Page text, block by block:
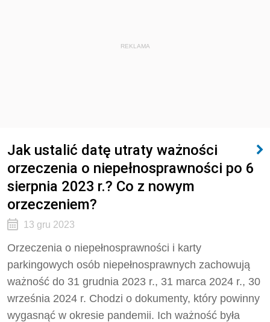
REKLAMA
Jak ustalić datę utraty ważności
orzeczenia o niepełnosprawności po 6
sierpnia 2023 r.? Co z nowym
orzeczeniem?
13 gru 2023
Orzeczenia o niepełnosprawności i karty
parkingowych osób niepełnosprawnych zachowują
ważność do 31 grudnia 2023 r., 31 marca 2024 r., 30
września 2024 r. Chodzi o dokumenty, który powinny
wygasnąć w okresie pandemii. Ich ważność była